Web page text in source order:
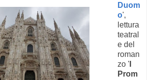
Duom
o',
lettura
teatral
e del
roman
zo '
Prom